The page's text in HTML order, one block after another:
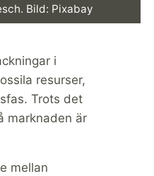
Bild: Pixabay
i
resurser,
Trots det
marknaden är
mellan